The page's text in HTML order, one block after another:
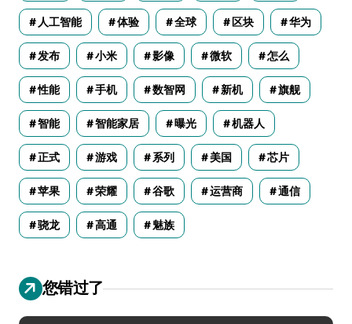
人工智能 体验 全球 区块 华为
发布 小米 影像 微软 怎么
性能 手机 数智网 新机 旗舰
智能 智能家居 曝光 机器人
正式 游戏 系列 美国 芯片
苹果 荣耀 谷歌 运营商 通信
骁龙 高通 魅族
您错过了